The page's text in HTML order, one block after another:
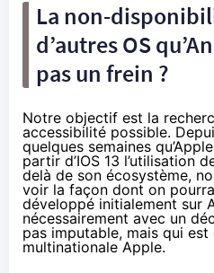
La non-
d’autres OS
pas un frein ?
Notre objectif est la
accessibilité possible.
quelques semaines
partir d’IOS 13 l’utilisation
delà de son écosystème,
voir la façon dont on
développé initialement sur
nécessairement avec un
pas imputable, mais qui
multinationale Apple.